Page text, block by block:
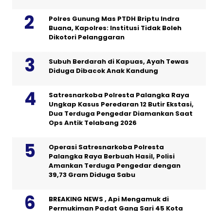
Polres Gunung Mas PTDH Briptu Indra
Buana, Kapolres: Institusi Tidak Boleh
Dikotori Pelanggaran
Subuh Berdarah di Kapuas, Ayah Tewas
Diduga Dibacok Anak Kandung
Satresnarkoba Polresta Palangka Raya
Ungkap Kasus Peredaran 12 Butir Ekstasi,
Dua Terduga Pengedar Diamankan Saat
Ops Antik Telabang 2026
Operasi Satresnarkoba Polresta
Palangka Raya Berbuah Hasil, Polisi
Amankan Terduga Pengedar dengan
39,73 Gram Diduga Sabu
BREAKING NEWS , Api Mengamuk di
Permukiman Padat Gang Sari 45 Kota